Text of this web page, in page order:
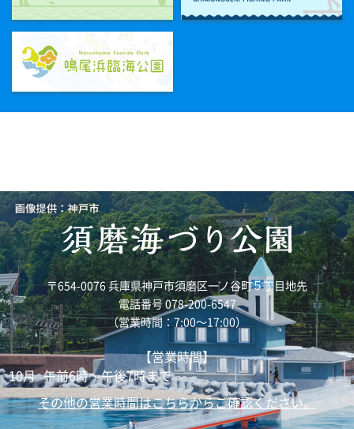
〒654-0076 兵庫県神戸市須磨区一ノ谷町５丁目地先
電話番号 078-200-6547
（営業時間：7:00～17:00）
【営業時間】
10月 午前6時～午後7時まで
その他の営業時間はこちらからご確認ください。